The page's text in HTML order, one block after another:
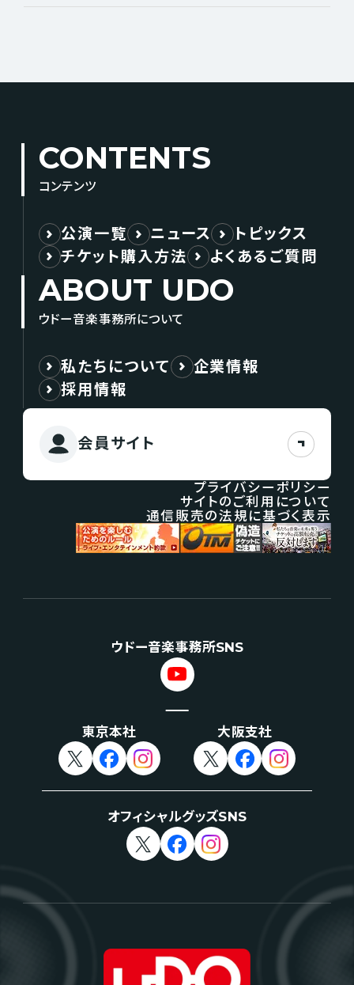
CONTENTS
コンテンツ
公演一覧 ニュース
トピックス
チケット購入方法
よくあるご質問
ABOUT UDO
ウドー音楽事務所について
私たちについて
企業情報
採用情報
会員サイト
プライバシーポリシー
サイトのご利用について
通信販売の法規に基づく表示
ウドー音楽事務所SNS
東京本社 大阪支社
オフィシャルグッズSNS